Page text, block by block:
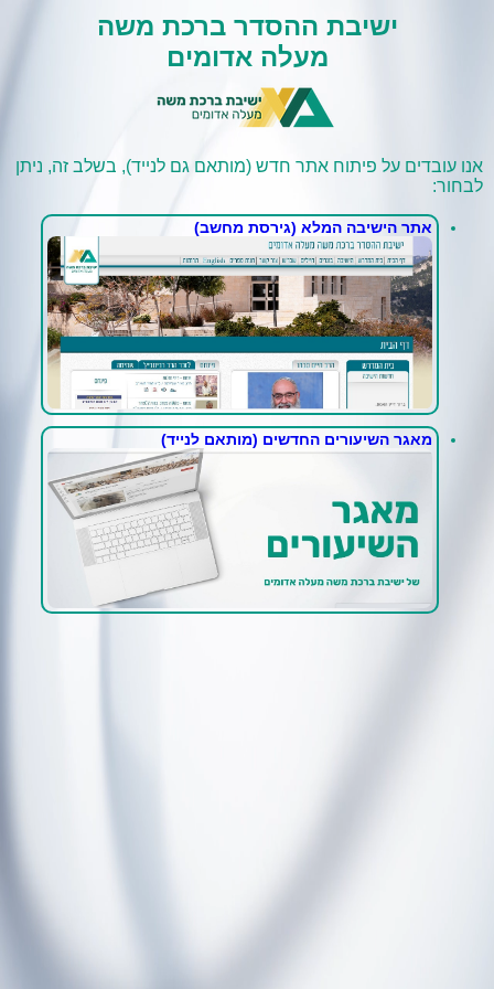
ישיבת ההסדר ברכת משה
מעלה אדומים
אנו עובדים על פיתוח אתר חדש (מותאם גם לנייד), בשלב זה, ניתן
לבחור:
אתר הישיבה המלא (גירסת מחשב)
מאגר השיעורים החדשים (מותאם לנייד)